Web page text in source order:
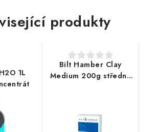
produkty
1L
Bilt Hamber Clay
Medium 200g středně